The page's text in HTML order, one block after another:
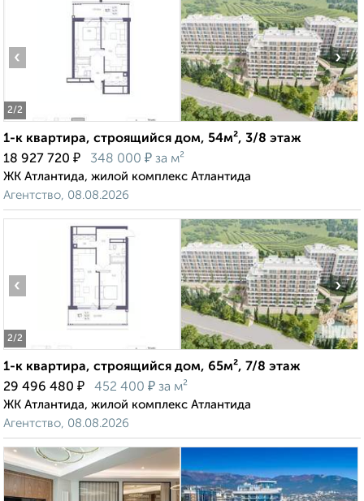
2/2
‹ ›
1-к квартира, строящийся дом, 54м², 3/8 этаж
18 927 720 ₽ 348 000 ₽ за м²
ЖК Атлантида, жилой комплекс Атлантида
Агентство, 08.08.2026
2/2
‹ ›
1-к квартира, строящийся дом, 65м², 7/8 этаж
29 496 480 ₽ 452 400 ₽ за м²
ЖК Атлантида, жилой комплекс Атлантида
Агентство, 08.08.2026